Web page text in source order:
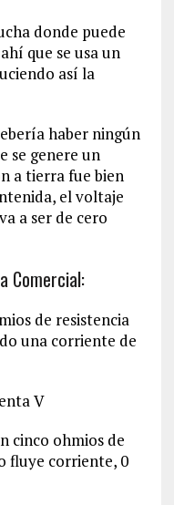
donde puede
que se usa un
así la
haber ningún
se genere un
a tierra fue bien
el voltaje
a ser de cero
Comercial:
de resistencia
una corriente de
V
cinco ohmios de
fluye corriente, 0